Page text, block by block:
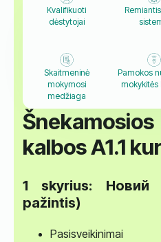
Kvalifikuoti
dėstytojai
Skaitmeninė
mokymosi
medžiaga
Pamokos
mokykitės
kalbos A1.1
1 skyrius: Новий
pažintis)
Pasisveikinimai